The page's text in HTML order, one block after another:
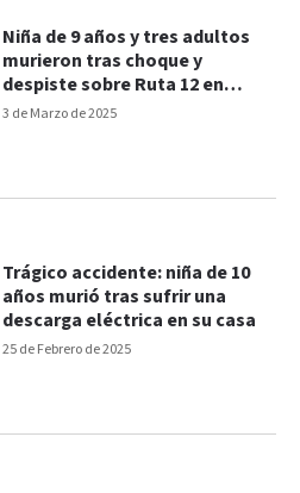
3 de Marzo de 2025
Niña de 9 años y tres adultos
murieron tras choque y
despiste sobre Ruta 12 en
Misiones
25 de Febrero de 2025
Trágico accidente: niña de 10
años murió tras sufrir una
descarga eléctrica en su casa